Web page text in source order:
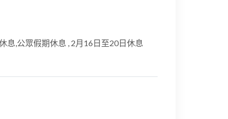
息,公眾假期休息 , 2月16日至20日休息